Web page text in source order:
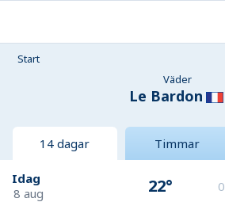
Start
Väder
Le Bardon
14 dagar Timmar
Idag
8 aug
22° 0